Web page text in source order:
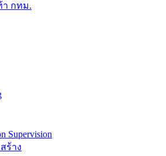
า กทม.
Supervision
ร้าง